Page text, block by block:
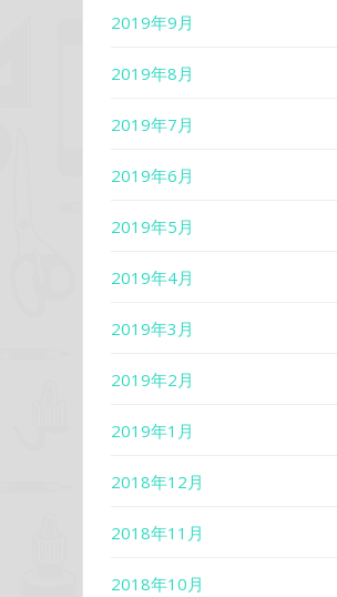
2019年9月
2019年8月
2019年7月
2019年6月
2019年5月
2019年4月
2019年3月
2019年2月
2019年1月
2018年12月
2018年11月
2018年10月